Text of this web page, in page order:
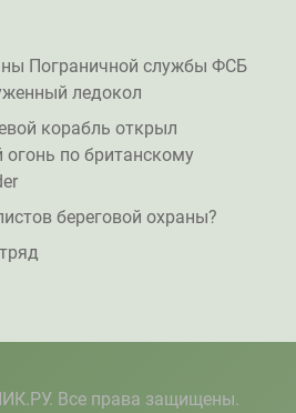
Пограничной службы ФСБ
ледокол
корабль открыл
огонь по британскому
береговой охраны?
Все права защищены.